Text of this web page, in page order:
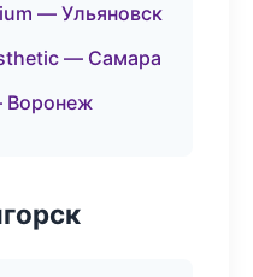
— Ульяновск
— Самара
Воронеж